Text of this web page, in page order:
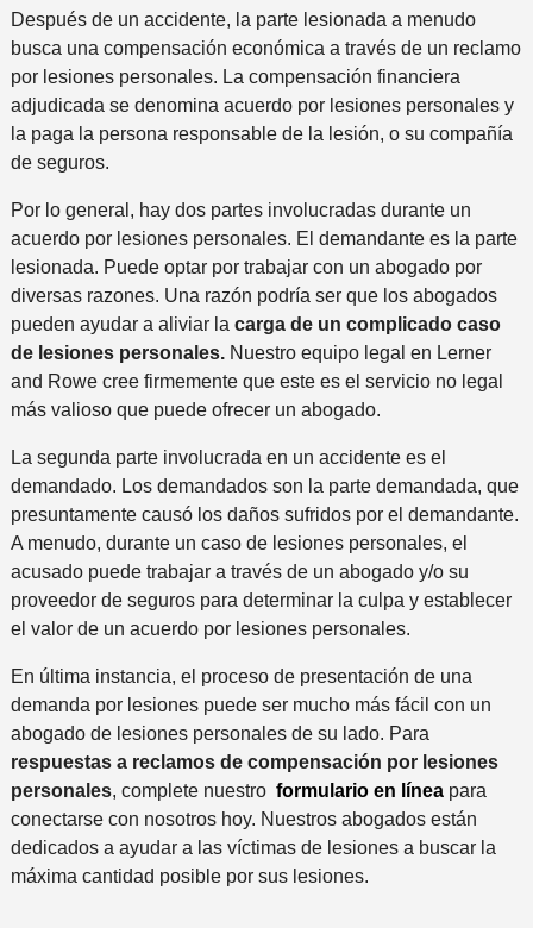
Después de un accidente, la parte lesionada a menudo
busca una compensación económica a través de un reclamo
por lesiones personales. La compensación financiera
adjudicada se denomina acuerdo por lesiones personales y
la paga la persona responsable de la lesión, o su compañía
de seguros.
Por lo general, hay dos partes involucradas durante un
acuerdo por lesiones personales. El demandante es la parte
lesionada. Puede optar por trabajar con un abogado por
diversas razones. Una razón podría ser que los abogados
pueden ayudar a aliviar la carga de un complicado caso
de lesiones personales. Nuestro equipo legal en Lerner
and Rowe cree firmemente que este es el servicio no legal
más valioso que puede ofrecer un abogado.
La segunda parte involucrada en un accidente es el
demandado. Los demandados son la parte demandada, que
presuntamente causó los daños sufridos por el demandante.
A menudo, durante un caso de lesiones personales, el
acusado puede trabajar a través de un abogado y/o su
proveedor de seguros para determinar la culpa y establecer
el valor de un acuerdo por lesiones personales.
En última instancia, el proceso de presentación de una
demanda por lesiones puede ser mucho más fácil con un
abogado de lesiones personales de su lado. Para
respuestas a reclamos de compensación por lesiones
personales, complete nuestro formulario en líneapara
conectarse con nosotros hoy. Nuestros abogados están
dedicados a ayudar a las víctimas de lesiones a buscar la
máxima cantidad posible por sus lesiones.